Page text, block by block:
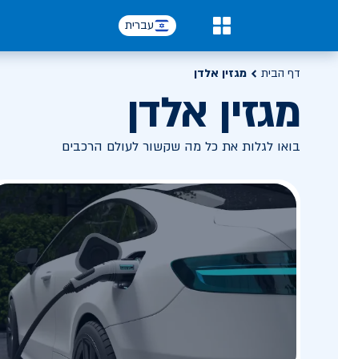
עברית
דף הבית מגזין אלדן
מגזין אלדן
בואו לגלות את כל מה שקשור לעולם הרכבים